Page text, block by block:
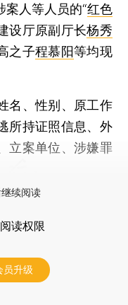
案人等人员的“红色
设厅原副厅长杨秀
之子程慕阳等均现
、性别、原工作
所持证照信息、外
立案单位、涉嫌罪
续阅读
读权限
员升级